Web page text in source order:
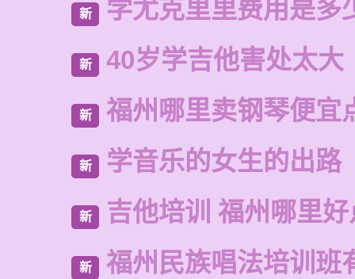
新 学尤克里里费用是多
新 40岁学吉他害处太大
新 福州哪里卖钢琴便宜
新 学音乐的女生的出路
新 吉他培训 福州哪里好
新 福州民族唱法培训班